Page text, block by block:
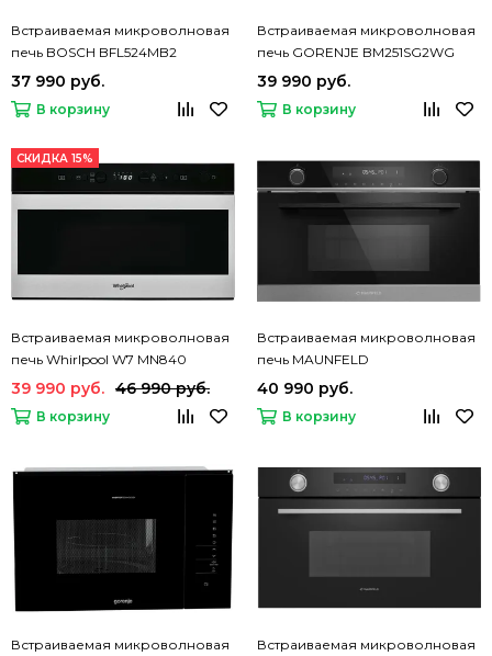
Встраиваемая микроволновая
печь BOSCH BFL524MB2
37 990 руб.
В корзину
Встраиваемая микроволновая
печь GORENJE BM251SG2WG
39 990 руб.
В корзину
СКИДКА 15%
Встраиваемая микроволновая
печь Whirlpool W7 MN840
39 990 руб. 46 990 руб.
В корзину
Встраиваемая микроволновая
печь MAUNFELD
MBMO349GB201
40 990 руб.
В корзину
Встраиваемая микроволновая
Встраиваемая микроволновая